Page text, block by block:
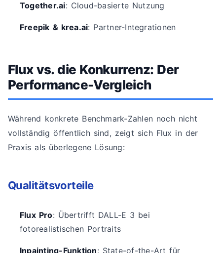
Together.ai: Cloud-basierte Nutzung
Freepik & krea.ai: Partner-Integrationen
Flux vs. die Konkurrenz: Der
Performance-Vergleich
Während konkrete Benchmark-Zahlen noch nicht
vollständig öffentlich sind, zeigt sich Flux in der
Praxis als überlegene Lösung:
Qualitätsvorteile
Flux Pro: Übertrifft DALL-E 3 bei
fotorealistischen Portraits
Inpainting-Funktion: State-of-the-Art für